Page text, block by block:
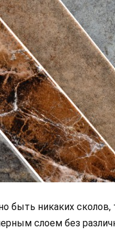
быть никаких
слоем без